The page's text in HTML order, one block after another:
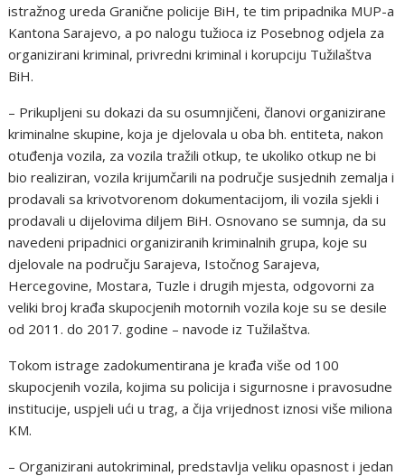
istražnog ureda Granične policije BiH, te tim pripadnika MUP-a
Kantona Sarajevo, a po nalogu tužioca iz Posebnog odjela za
organizirani kriminal, privredni kriminal i korupciju Tužilaštva
BiH.
– Prikupljeni su dokazi da su osumnjičeni, članovi organizirane
kriminalne skupine, koja je djelovala u oba bh. entiteta, nakon
otuđenja vozila, za vozila tražili otkup, te ukoliko otkup ne bi
bio realiziran, vozila krijumčarili na područje susjednih zemalja i
prodavali sa krivotvorenom dokumentacijom, ili vozila sjekli i
prodavali u dijelovima diljem BiH. Osnovano se sumnja, da su
navedeni pripadnici organiziranih kriminalnih grupa, koje su
djelovale na području Sarajeva, Istočnog Sarajeva,
Hercegovine, Mostara, Tuzle i drugih mjesta, odgovorni za
veliki broj krađa skupocjenih motornih vozila koje su se desile
od 2011. do 2017. godine – navode iz Tužilaštva.
Tokom istrage zadokumentirana je krađa više od 100
skupocjenih vozila, kojima su policija i sigurnosne i pravosudne
institucije, uspjeli ući u trag, a čija vrijednost iznosi više miliona
KM.
– Organizirani autokriminal, predstavlja veliku opasnost i jedan